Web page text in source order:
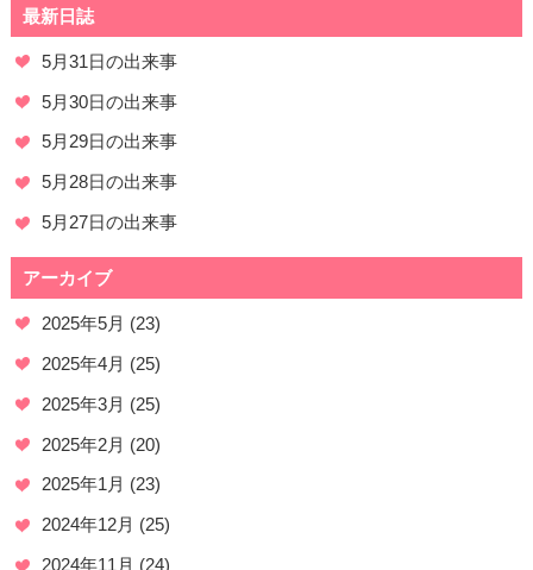
最新日誌
5月31日の出来事
5月30日の出来事
5月29日の出来事
5月28日の出来事
5月27日の出来事
アーカイブ
2025年5月 (23)
2025年4月 (25)
2025年3月 (25)
2025年2月 (20)
2025年1月 (23)
2024年12月 (25)
2024年11月 (24)